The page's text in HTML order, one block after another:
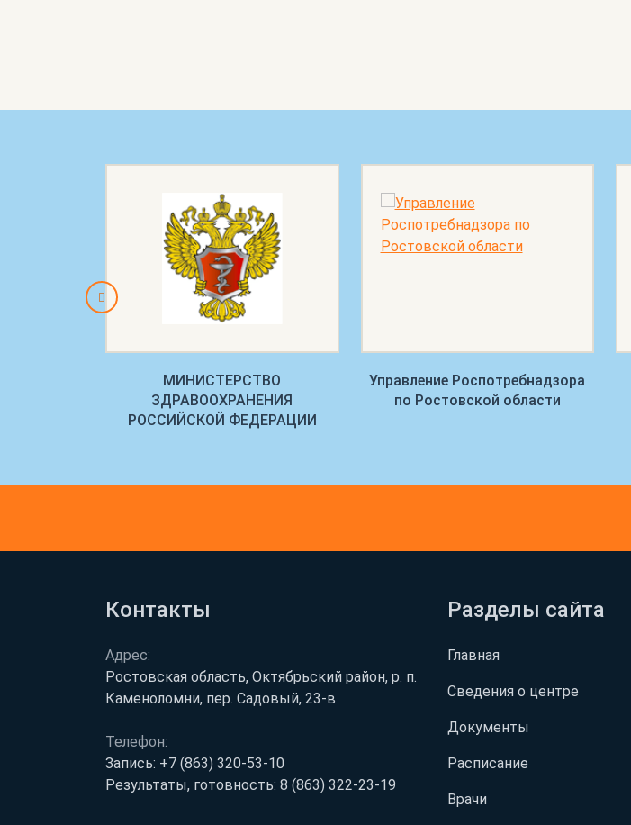
МИНИСТЕРСТВО
ЗДРАВООХРАНЕНИЯ
РОССИЙСКОЙ ФЕДЕРАЦИИ
Управление Роспотребнадзора
по Ростовской области
Контакты
Адрес:
Ростовская область, Октябрьский район, р. п.
Каменоломни, пер. Садовый, 23-в
Телефон:
Запись: +7 (863) 320-53-10
Результаты, готовность: 8 (863) 322-23-19
Разделы сайта
Главная
Сведения о центре
Документы
Расписание
Врачи